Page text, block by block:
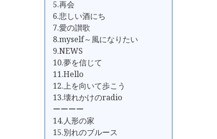
5.再会
6.悲しい酒にち
7.愛の讃歌
8.myself～風になりたい
9.NEWS
10.夢を信じて
11.Hello
12.上を向いて歩こう
13.壊れかけのradio
ーーーー
14.人形の家
15.別れのブルース